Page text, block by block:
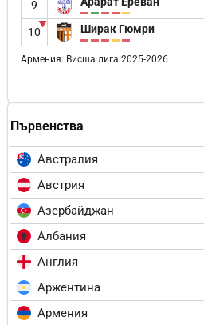
Първенства
Австралия
Австрия
Азербайджан
Албания
Англия
Аржентина
Армения
9
10
▼ Ширак Гюмри
Армения: Висша лига 2025-2026